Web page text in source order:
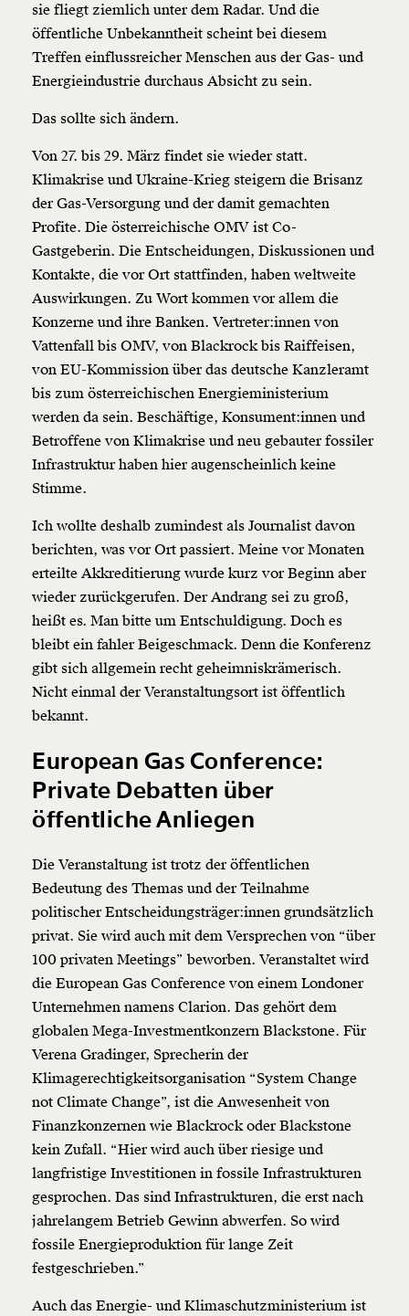
sie fliegt ziemlich unter dem Radar. Und die
öffentliche Unbekanntheit scheint bei diesem
Treffen einflussreicher Menschen aus der Gas- und
Energieindustrie durchaus Absicht zu sein.
Das sollte sich ändern.
Von 27. bis 29. März findet sie wieder statt.
Klimakrise und Ukraine-Krieg steigern die Brisanz
der Gas-Versorgung und der damit gemachten
Profite. Die österreichische OMV ist Co-
Gastgeberin. Die Entscheidungen, Diskussionen und
Kontakte, die vor Ort stattfinden, haben weltweite
Auswirkungen. Zu Wort kommen vor allem die
Konzerne und ihre Banken. Vertreter:innen von
Vattenfall bis OMV, von Blackrock bis Raiffeisen,
von EU-Kommission über das deutsche Kanzleramt
bis zum österreichischen Energieministerium
werden da sein. Beschäftige, Konsument:innen und
Betroffene von Klimakrise und neu gebauter fossiler
Infrastruktur haben hier augenscheinlich keine
Stimme.
Ich wollte deshalb zumindest als Journalist davon
berichten, was vor Ort passiert. Meine vor Monaten
erteilte Akkreditierung wurde kurz vor Beginn aber
wieder zurückgerufen. Der Andrang sei zu groß,
heißt es. Man bitte um Entschuldigung. Doch es
bleibt ein fahler Beigeschmack. Denn die Konferenz
gibt sich allgemein recht geheimniskrämerisch.
Nicht einmal der Veranstaltungsort ist öffentlich
bekannt.
European Gas Conference:
Private Debatten über
öffentliche Anliegen
Die Veranstaltung ist trotz der öffentlichen
Bedeutung des Themas und der Teilnahme
politischer Entscheidungsträger:innen grundsätzlich
privat. Sie wird auch mit dem Versprechen von “über
100 privaten Meetings” beworben. Veranstaltet wird
die European Gas Conference von einem Londoner
Unternehmen namens Clarion. Das gehört dem
globalen Mega-Investmentkonzern Blackstone. Für
Verena Gradinger, Sprecherin der
Klimagerechtigkeitsorganisation “System Change
not Climate Change”, ist die Anwesenheit von
Finanzkonzernen wie Blackrock oder Blackstone
kein Zufall. “Hier wird auch über riesige und
langfristige Investitionen in fossile Infrastrukturen
gesprochen. Das sind Infrastrukturen, die erst nach
jahrelangem Betrieb Gewinn abwerfen. So wird
fossile Energieproduktion für lange Zeit
festgeschrieben.”
Auch das Energie- und Klimaschutzministerium ist